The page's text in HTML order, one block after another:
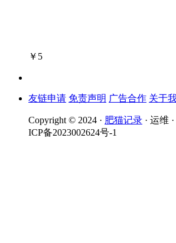
￥ 5
友链申请 免责声明 广告合作 关于
Copyright © 2024 · 肥猫记录 · 运维
ICP备2023002624号-1